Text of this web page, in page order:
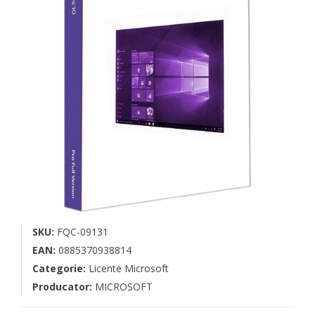
SKU: FQC-09131
EAN: 0885370938814
Categorie: Licente Microsoft
Producator: MICROSOFT